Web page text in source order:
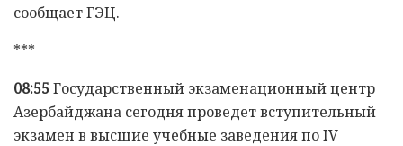
сообщает ГЭЦ.
***
08:55Государственный экзаменационный центр
Азербайджана сегодня проведет вступительный
экзамен в высшие учебные заведения по IV